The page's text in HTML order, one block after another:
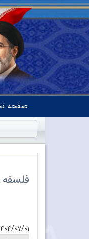
صفحه
۱۴۰۴/۰۷/